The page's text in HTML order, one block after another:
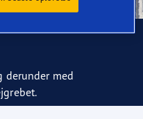
derunder med